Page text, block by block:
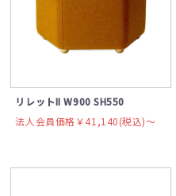
リレットII W900 SH550
法人会員価格￥41,140(税込)〜